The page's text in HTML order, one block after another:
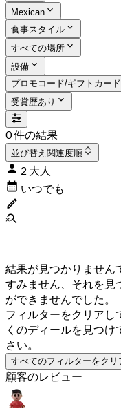
Mexican
食事スタイル
すべての場所
設備
プロモコード/ギフトカー
受賞歴あり
0 件の結果
並び替え 関連度順
2 大人
いつでも
結果が見つかりません
すみません、それを見
ができませんでした。
フィルターをクリアし
くのディールを見つけ
さい。
すべてのフィルターをクリ
顧客のレビュー